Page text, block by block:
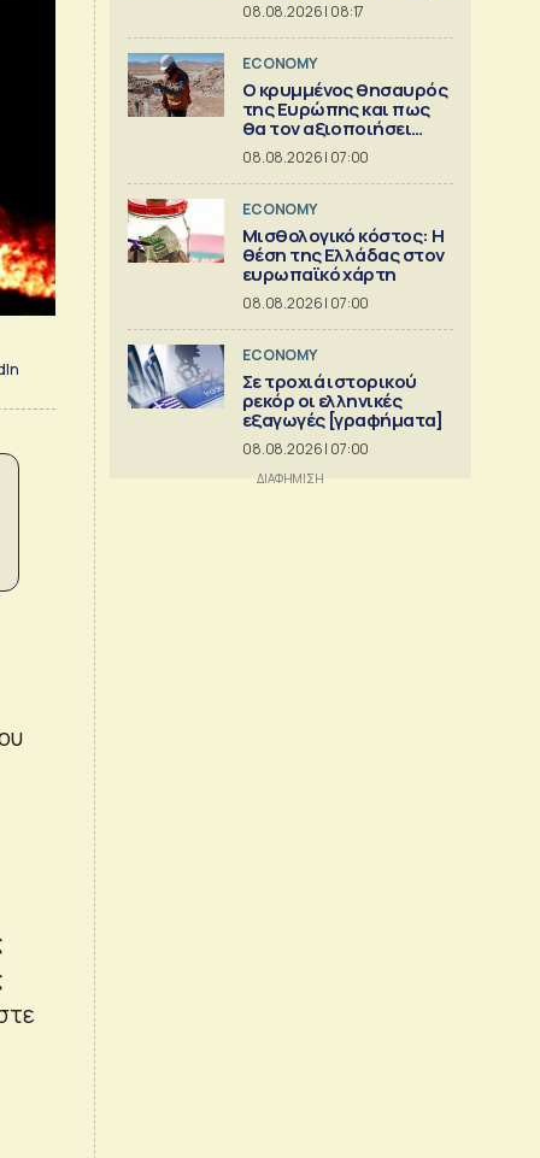
08.08.2026 | 08:17
ECONOMY
Ο κρυμμένος θησαυρός
της Ευρώπης και πως
θα τον αξιοποιήσει
[γράφημα]
08.08.2026 | 07:00
ECONOMY
Μισθολογικό κόστος: Η
θέση της Ελλάδας στον
ευρωπαϊκό χάρτη
08.08.2026 | 07:00
ECONOMY
Σε τροχιά ιστορικού
ρεκόρ οι ελληνικές
εξαγωγές [γραφήματα]
08.08.2026 | 07:00